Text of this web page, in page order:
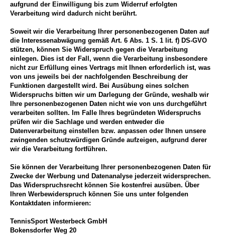
aufgrund der Einwilligung bis zum Widerruf erfolgten
Verarbeitung wird dadurch nicht berührt.
Soweit wir die Verarbeitung Ihrer personenbezogenen Daten auf
die Interessenabwägung gemäß Art. 6 Abs. 1 S. 1 lit. f) DS-GVO
stützen, können Sie Widerspruch gegen die Verarbeitung
einlegen. Dies ist der Fall, wenn die Verarbeitung insbesondere
nicht zur Erfüllung eines Vertrags mit Ihnen erforderlich ist, was
von uns jeweils bei der nachfolgenden Beschreibung der
Funktionen dargestellt wird. Bei Ausübung eines solchen
Widerspruchs bitten wir um Darlegung der Gründe, weshalb wir
Ihre personenbezogenen Daten nicht wie von uns durchgeführt
verarbeiten sollten. Im Falle Ihres begründeten Widerspruchs
prüfen wir die Sachlage und werden entweder die
Datenverarbeitung einstellen bzw. anpassen oder Ihnen unsere
zwingenden schutzwürdigen Gründe aufzeigen, aufgrund derer
wir die Verarbeitung fortführen.
Sie können der Verarbeitung Ihrer personenbezogenen Daten für
Zwecke der Werbung und Datenanalyse jederzeit widersprechen.
Das Widerspruchsrecht können Sie kostenfrei ausüben. Über
Ihren Werbewiderspruch können Sie uns unter folgenden
Kontaktdaten informieren:
TennisSport Westerbeck GmbH
Bokensdorfer Weg 20